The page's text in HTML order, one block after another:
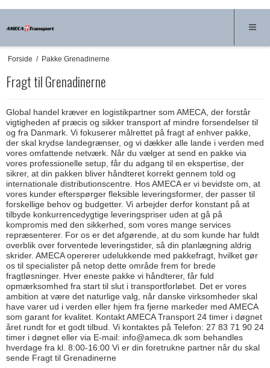
Forside / Pakke Grenadinerne
Fragt til Grenadinerne
Global handel kræver en logistikpartner som AMECA, der forstår
vigtigheden af præcis og sikker transport af mindre forsendelser til
og fra Danmark. Vi fokuserer målrettet på fragt af enhver pakke,
der skal krydse landegrænser, og vi dækker alle lande i verden med
vores omfattende netværk. Når du vælger at send en pakke via
vores professionelle setup, får du adgang til en ekspertise, der
sikrer, at din pakken bliver håndteret korrekt gennem told og
internationale distributionscentre. Hos AMECA er vi bevidste om, at
vores kunder efterspørger fleksible leveringsformer, der passer til
forskellige behov og budgetter. Vi arbejder derfor konstant på at
tilbyde konkurrencedygtige leveringspriser uden at gå på
kompromis med den sikkerhed, som vores mange services
repræsenterer. For os er det afgørende, at du som kunde har fuldt
overblik over forventede leveringstider, så din planlægning aldrig
skrider. AMECA opererer udelukkende med pakkefragt, hvilket gør
os til specialister på netop dette område frem for brede
fragtløsninger. Hver eneste pakke vi håndterer, får fuld
opmærksomhed fra start til slut i transportforløbet. Det er vores
ambition at være det naturlige valg, når danske virksomheder skal
have varer ud i verden eller hjem fra fjerne markeder med AMECA
som garant for kvalitet. Kontakt AMECA Transport 24 timer i døgnet
året rundt for et godt tilbud. Vi kontaktes på Telefon: 27 83 71 90 24
timer i døgnet eller via E-mail: info@ameca.dk som behandles
hverdage fra kl. 8:00-16:00 Vi er din foretrukne partner når du skal
sende Fragt til Grenadinerne